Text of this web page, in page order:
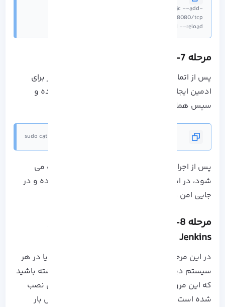
sudo firewall-cmd --permanent --zone=public --add-
sudo firewall-cmd --reload
مرحله 7- یادداشت رمز عبور ادمین
پس از اتمام فرآیند نصب و پیکربندی، یک رمز عبور برای
ادمین ایجاد می کند تا بتواند دستور زیر را اجرا کرده و
سپس همان را کپی کند:
sudo cat /var/lib/jenkins/secrets/initialAdminPassword
پس از اجرای دستور بالا رمز عبور شما نمایش داده می
شود، در این مرحله باید رمز عبور ادمین را کپی کرده و در
جایی امن ذخیره کنید.
مرحله 8- دسترسی به رابط وب نرم افزار
Jenkins
در این مرحله یک مرورگر محلی را در سیستم خود یا در هر
سیستم دیگری که می خواهید باز کنید، توجه داشته باشید
که این مرورگر باید به آدرس IP سیستمی که در آن نصب
شده است دسترسی داشته باشد. در قسمت آدرس بار